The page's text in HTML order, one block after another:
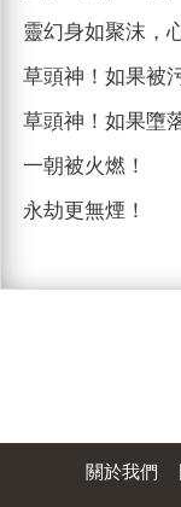
靈幻身如聚沫，
草頭神！如果被
草頭神！如果墮落
一朝被火燃！
永劫更無煙！
關於我們